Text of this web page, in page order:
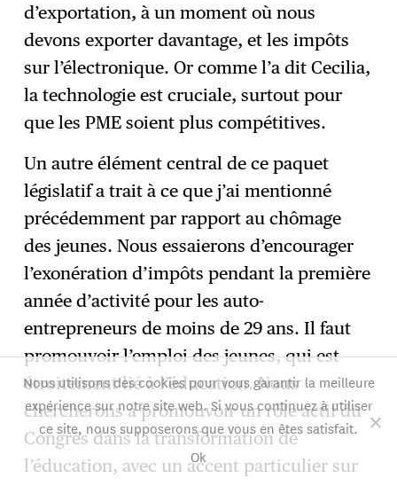
d’exportation, à un moment où nous
devons exporter davantage, et les impôts
sur l’électronique. Or comme l’a dit Cecilia,
la technologie est cruciale, surtout pour
que les PME soient plus compétitives.
Un autre élément central de ce paquet
législatif a trait à ce que j’ai mentionné
précédemment par rapport au chômage
des jeunes. Nous essaierons d’encourager
l’exonération d’impôts pendant la première
année d’activité pour les auto-
entrepreneurs de moins de 29 ans. Il faut
promouvoir l’emploi des jeunes, qui est
étroitement lié à l’éducation. Nous
chercherons à promouvoir un rôle actif du
Congrès dans la transformation de
l’éducation, avec un accent particulier sur
Nous utilisons des cookies pour vous garantir la meilleure
expérience sur notre site web. Si vous continuez à utiliser
ce site, nous supposerons que vous en êtes satisfait.
Ok